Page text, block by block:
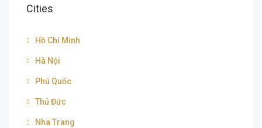
Cities
Hồ Chí Minh
Hà Nội
Phú Quốc
Thủ Đức
Nha Trang